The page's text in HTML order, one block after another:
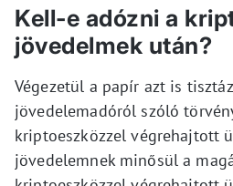
Kell-e adózni a
jövedelmek után?
Végezetül a papír azt is
jövedelemadóról szóló
kriptoeszközzel végrehajtott
jövedelemnek minősül a